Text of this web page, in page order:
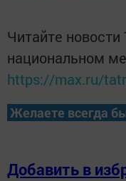
Читайте новости
национальном
https://max.ru/
Желаете всегда
Добавить в